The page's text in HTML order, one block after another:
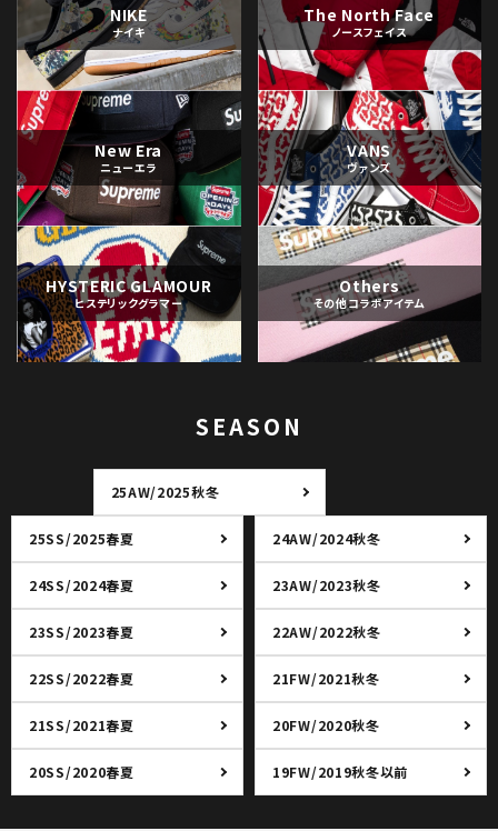
NIKE
ナイキ
The North Face
ノースフェイス
New Era
ニューエラ
VANS
ヴァンズ
HYSTERIC GLAMOUR
ヒステリックグラマー
Others
その他コラボアイテム
SEASON
25AW/2025秋冬
25SS/2025春夏 24AW/2024秋冬
24SS/2024春夏 23AW/2023秋冬
23SS/2023春夏 22AW/2022秋冬
22SS/2022春夏 21FW/2021秋冬
21SS/2021春夏 20FW/2020秋冬
20SS/2020春夏 19FW/2019秋冬以前